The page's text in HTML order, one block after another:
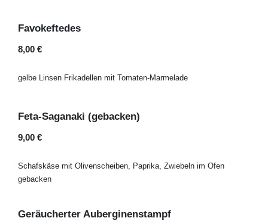
Favokeftedes
8,00 €
gelbe Linsen Frikadellen mit Tomaten-Marmelade
Feta-Saganaki (gebacken)
9,00 €
Schafskäse mit Olivenscheiben, Paprika, Zwiebeln im Ofen
gebacken
Geräucherter Auberginenstampf